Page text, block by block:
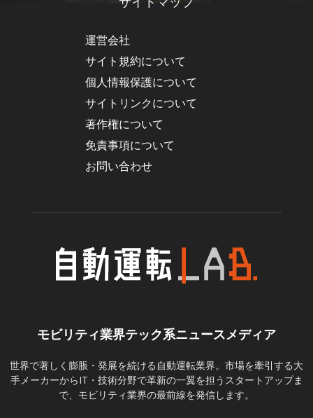
運営会社
サイト規約について
個人情報保護について
サイトリンクについて
著作権について
免責事項について
お問い合わせ
モビリティ業界テック系ニュースメディア
世界で著しく膨脹・発展を続ける自動運転業界。市場を牽引する大
手メーカーからIT・技術分野で革新の一翼を担うスタートアップま
で、モビリティ業界の最前線を発信します。